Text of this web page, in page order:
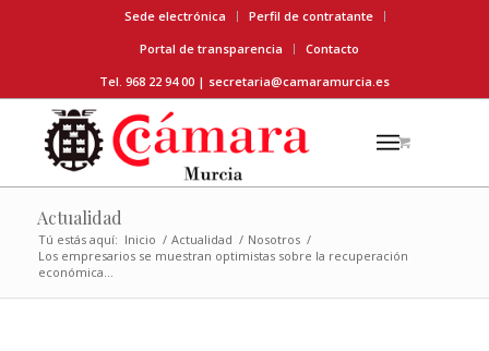
Sede electrónica
Perfil de contratante
Portal de transparencia
Contacto
Tel. 968 22 94 00 | secretaria@camaramurcia.es
Actualidad
Tú estás aquí: Inicio / Actualidad / Nosotros /
Los empresarios se muestran optimistas sobre la recuperación
económica...